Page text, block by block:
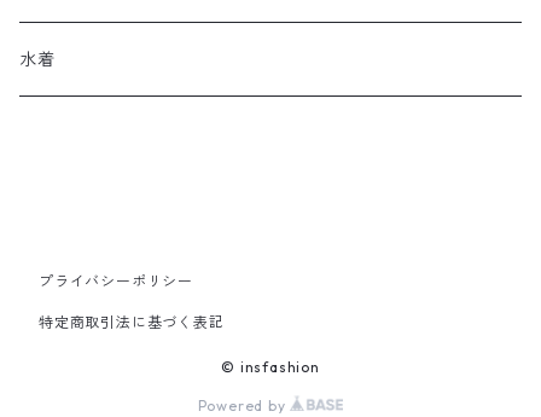
その他
帽子
ストール・マフラー
ロングブーツ
その他
リュック
その他
水着
プライバシーポリシー
特定商取引法に基づく表記
© insfashion
Powered by